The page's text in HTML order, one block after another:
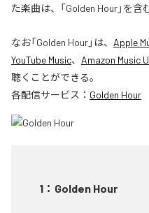
た楽曲は、「Golden Hour」を含
なお「Golden Hour」は、 Apple
YouTube Music、 Amazon Music
聴くことができる。
各配信サービス： Golden Hour
1 ： Golden Hour